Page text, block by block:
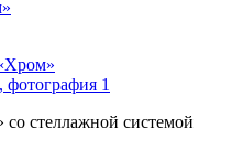
стеллажной системой